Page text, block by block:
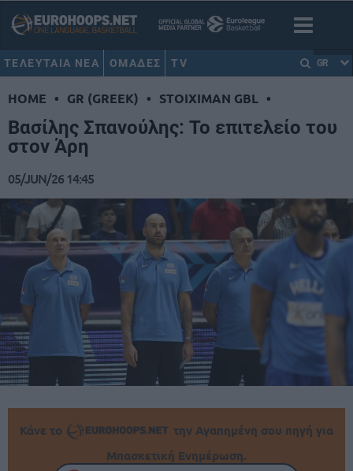
ΤΕΛΕΥΤΑΙΑ ΝΕΑ ΟΜΑΔΕΣ TV GR
HOME • GR (GREEK) • STOIXIMAN GBL •
Βασίλης Σπανούλης: Το επιτελείο του
στον Άρη
05/JUN/26 14:45
Κάνε το
την Αγαπημένη σου πηγή για
Μπασκετική Ενημέρωση.